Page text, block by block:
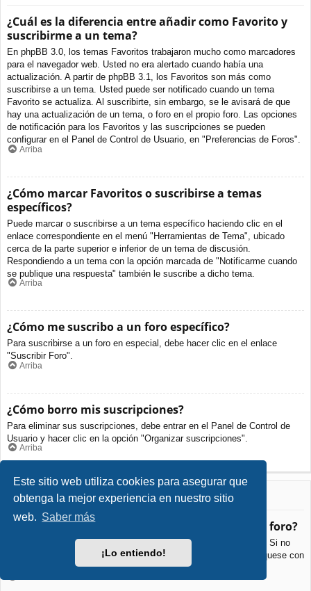
Este sitio web utiliza cookies para asegurar que
obtenga la mejor experiencia en nuestro sitio
web. Saber más
¡Lo entiendo!
¿Cuál es la diferencia entre añadir como Favorito y
suscribirme a un tema?
En phpBB 3.0, los temas Favoritos trabajaron mucho como marcadores
para el navegador web. Usted no era alertado cuando había una
actualización. A partir de phpBB 3.1, los Favoritos son más como
suscribirse a un tema. Usted puede ser notificado cuando un tema
Favorito se actualiza. Al suscribirte, sin embargo, se le avisará de que
hay una actualización de un tema, o foro en el propio foro. Las opciones
de notificación para los Favoritos y las suscripciones se pueden
configurar en el Panel de Control de Usuario, en "Preferencias de Foros".
Arriba
¿Cómo marcar Favoritos o suscribirse a temas
específicos?
Puede marcar o suscribirse a un tema específico haciendo clic en el
enlace correspondiente en el menú "Herramientas de Tema", ubicado
cerca de la parte superior e inferior de un tema de discusión.
Respondiendo a un tema con la opción marcada de "Notificarme cuando
se publique una respuesta" también le suscribe a dicho tema.
Arriba
¿Cómo me suscribo a un foro específico?
Para suscribirse a un foro en especial, debe hacer clic en el enlace
"Suscribir Foro".
Arriba
¿Cómo borro mis suscripciones?
Para eliminar sus suscripciones, debe entrar en el Panel de Control de
Usuario y hacer clic en la opción "Organizar suscripciones".
Arriba
Archivos Adjuntos
¿Qué archivos adjuntos son permitidos en este foro?
Cada foro puede permitir o no ciertos tipos de archivos adjuntos. Si no
está seguro de que tipos de archivos se pueden cargar, comuníquese con
La Administración para obtener más información.